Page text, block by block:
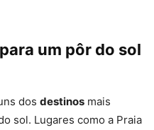
um pôr do sol
dos destinos mais
sol. Lugares como a Praia